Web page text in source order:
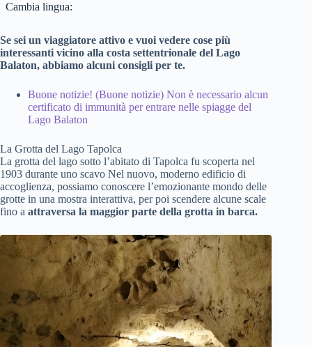
Cambia lingua:
Se sei un viaggiatore attivo e vuoi vedere cose più
interessanti vicino alla costa settentrionale del Lago
Balaton, abbiamo alcuni consigli per te.
Buone notizie! (Buone notizie) Non è necessario alcun
certificato di immunità per entrare nelle spiagge del
Lago Balaton
La Grotta del Lago Tapolca
La grotta del lago sotto l’abitato di Tapolca fu scoperta nel
1903 durante uno scavo Nel nuovo, moderno edificio di
accoglienza, possiamo conoscere l’emozionante mondo delle
grotte in una mostra interattiva, per poi scendere alcune scale
fino a attraversa la maggior parte della grotta in barca.